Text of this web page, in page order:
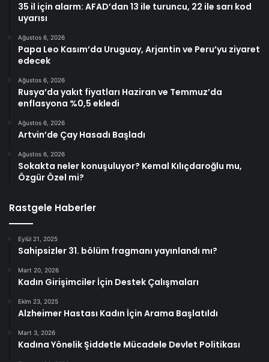
35 il için alarm: AFAD’dan 13 ile turuncu, 22 ile sarı kod
uyarısı
Ağustos 6, 2026
Papa Leo Kasım’da Uruguay, Arjantin ve Peru’yu ziyaret
edecek
Ağustos 6, 2026
Rusya’da yakıt fiyatları Haziran ve Temmuz’da
enflasyona %0,5 ekledi
Ağustos 6, 2026
Artvin’de Çay Hasadı Başladı
Ağustos 6, 2026
Sokakta neler konuşuluyor? Kemal Kılıçdaroğlu mu,
Özgür Özel mi?
Rastgele Haberler
Eylül 21, 2025
Sahipsizler 31. bölüm fragmanı yayınlandı mı?
Mart 20, 2026
Kadın Girişimciler İçin Destek Çalışmaları
Ekim 23, 2025
Alzheimer Hastası Kadın İçin Arama Başlatıldı
Mart 3, 2026
Kadına Yönelik Şiddetle Mücadele Devlet Politikası